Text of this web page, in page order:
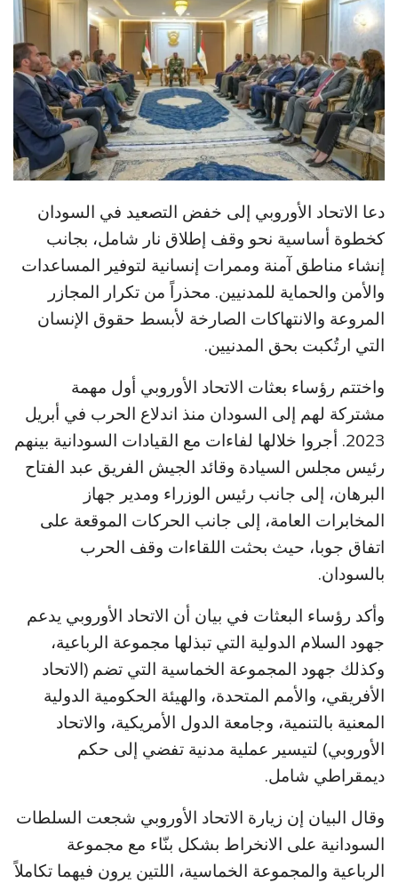
دعا الاتحاد الأوروبي إلى خفض التصعيد في السودان
كخطوة أساسية نحو وقف إطلاق نار شامل، بجانب
إنشاء مناطق آمنة وممرات إنسانية لتوفير المساعدات
والأمن والحماية للمدنيين. محذراً من تكرار المجازر
المروعة والانتهاكات الصارخة لأبسط حقوق الإنسان
التي ارتُكبت بحق المدنيين.
واختتم رؤساء بعثات الاتحاد الأوروبي أول مهمة
مشتركة لهم إلى السودان منذ اندلاع الحرب في أبريل
2023. أجروا خلالها لفاءات مع القيادات السودانية بينهم
رئيس مجلس السيادة وقائد الجيش الفريق عبد الفتاح
البرهان، إلى جانب رئيس الوزراء ومدير جهاز
المخابرات العامة، إلى جانب الحركات الموقعة على
اتفاق جوبا، حيث بحثت اللقاءات وقف الحرب
بالسودان.
وأكد رؤساء البعثات في بيان أن الاتحاد الأوروبي يدعم
جهود السلام الدولية التي تبذلها مجموعة الرباعية،
وكذلك جهود المجموعة الخماسية التي تضم (الاتحاد
الأفريقي، والأمم المتحدة، والهيئة الحكومية الدولية
المعنية بالتنمية، وجامعة الدول الأمريكية، والاتحاد
الأوروبي) لتيسير عملية مدنية تفضي إلى حكم
ديمقراطي شامل.
وقال البيان إن زيارة الاتحاد الأوروبي شجعت السلطات
السودانية على الانخراط بشكل بنّاء مع مجموعة
الرباعية والمجموعة الخماسية، اللتين يرون فيهما تكاملاً